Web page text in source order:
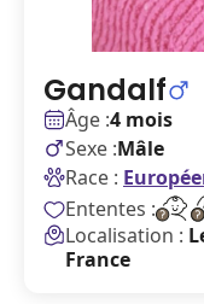
Gandalf
Âge :4 mois
Sexe :Mâle
Race :
Ententes :
Localisation :
France